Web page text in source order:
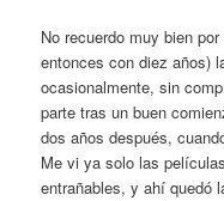
No recuerdo muy bien
entonces con diez años)
ocasionalmente, sin
parte tras un buen
dos años después,
Me vi ya solo las
entrañables, y ahí quedó